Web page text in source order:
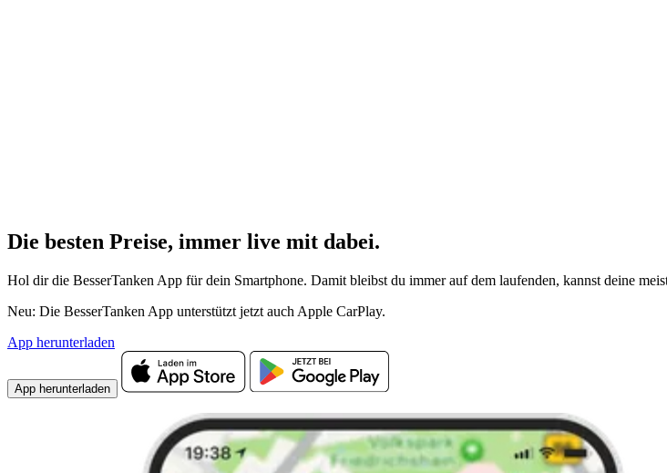
Die besten Preise, immer live mit dabei.
Hol dir die BesserTanken App für dein Smartphone. Damit bleibst du immer auf dem laufenden, kannst deine
Neu: Die BesserTanken App unterstützt jetzt auch Apple CarPlay.
App herunterladen
App herunterladen